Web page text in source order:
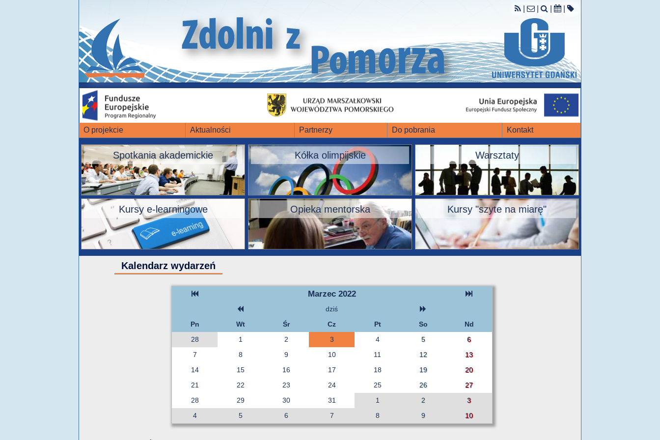
O projekcie Aktualności Partnerzy Do pobrania Kontakt
Spotkania akademickie Kółka olimpijskie Warsztaty
Kursy e-learningowe Opieka mentorska Kursy "szyte na miarę"
Kalendarz wydarzeń
Marzec 2022
dziś
Pn
Wt Śr Cz Pt So
Nd
28
1 2 3 4 5
6
7
8 9 10 11 12
13
14
15 16 17 18 19
20
21
22 23 24 25 26
27
28
29 30 31 1 2
3
4
5 6 7 8 9 10